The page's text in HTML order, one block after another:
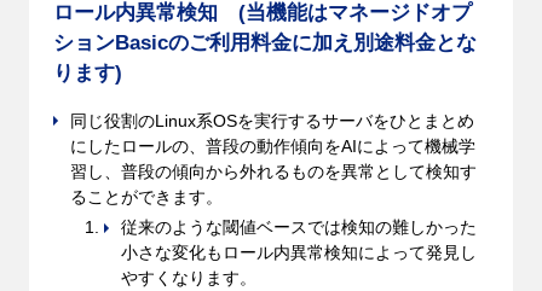
ロール内異常検知 (当機能はマネージドオプ
ションBasicのご利用料金に加え別途料金とな
ります)
同じ役割のLinux系OSを実行するサーバをひとまとめ
にしたロールの、普段の動作傾向をAIによって機械学
習し、普段の傾向から外れるものを異常として検知す
ることができます。
従来のような閾値ベースでは検知の難しかった
小さな変化もロール内異常検知によって発見し
やすくなります。